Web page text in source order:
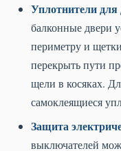
Уплотнители для
балконные двери
периметру и
перекрыть пути
щели в косяках.
самоклеящиеся
Защита
выключателей